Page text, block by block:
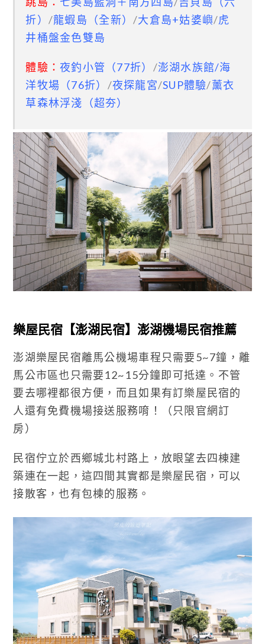
折） /龍蝦島（全新）/大倉島+姑婆嶼/虎
井桶盤金色雙島
體驗：夜釣小管（77折） /澎湖水族館/海
洋牧場（76折） /夜探龍宮/SUP體驗/薰衣
草森林浮淺（超夯）
樂屋民宿【澎湖民宿】澎湖機場民宿推薦
澎湖樂屋民宿離馬公機場車程只需要5~7鐘，離
馬公市區也只需要12~15分鐘即可抵達。不管
要去哪裡都很方便，而且如果有訂樂屋民宿的
人還有免費機場接送服務唷！（只限官網訂
房）
民宿佇立於西鄉城北村路上，放眼望去四棟建
築連在一起，這四間其實都是樂屋民宿，可以
接散客，也有包棟的服務。